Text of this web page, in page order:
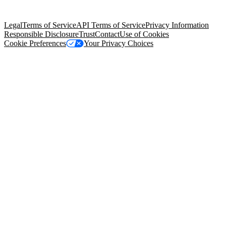
LegalTerms of ServiceAPI Terms of ServicePrivacy Information
Responsible DisclosureTrustContactUse of Cookies
Cookie Preferences
Your Privacy Choices